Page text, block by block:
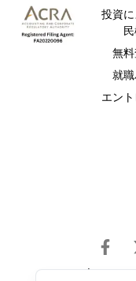
投資
無
就
エン
Copyright ©
English
Chinese